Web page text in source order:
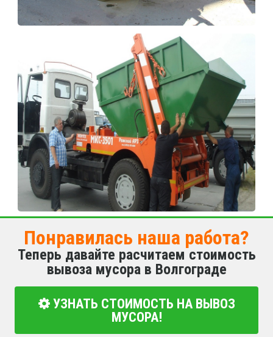
Понравилась наша работа?
Теперь давайте расчитаем стоимость
вывоза мусора в Волгограде
УЗНАТЬ СТОИМОСТЬ НА ВЫВОЗ
МУСОРА!